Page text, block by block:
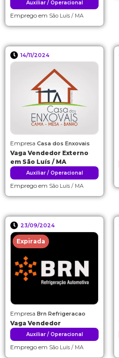
Auxiliar / Operacional
Emprego em São Luís / MA
14/11/2024
Empresa Casa dos Enxovais
Vaga Vendedor Externo
em São Luís / MA
Auxiliar / Operacional
Emprego em São Luís / MA
23/09/2024
Expirada
Empresa Brn Refrigeracao
Vaga Vendedor
Auxiliar / Operacional
Emprego em São Luís / MA